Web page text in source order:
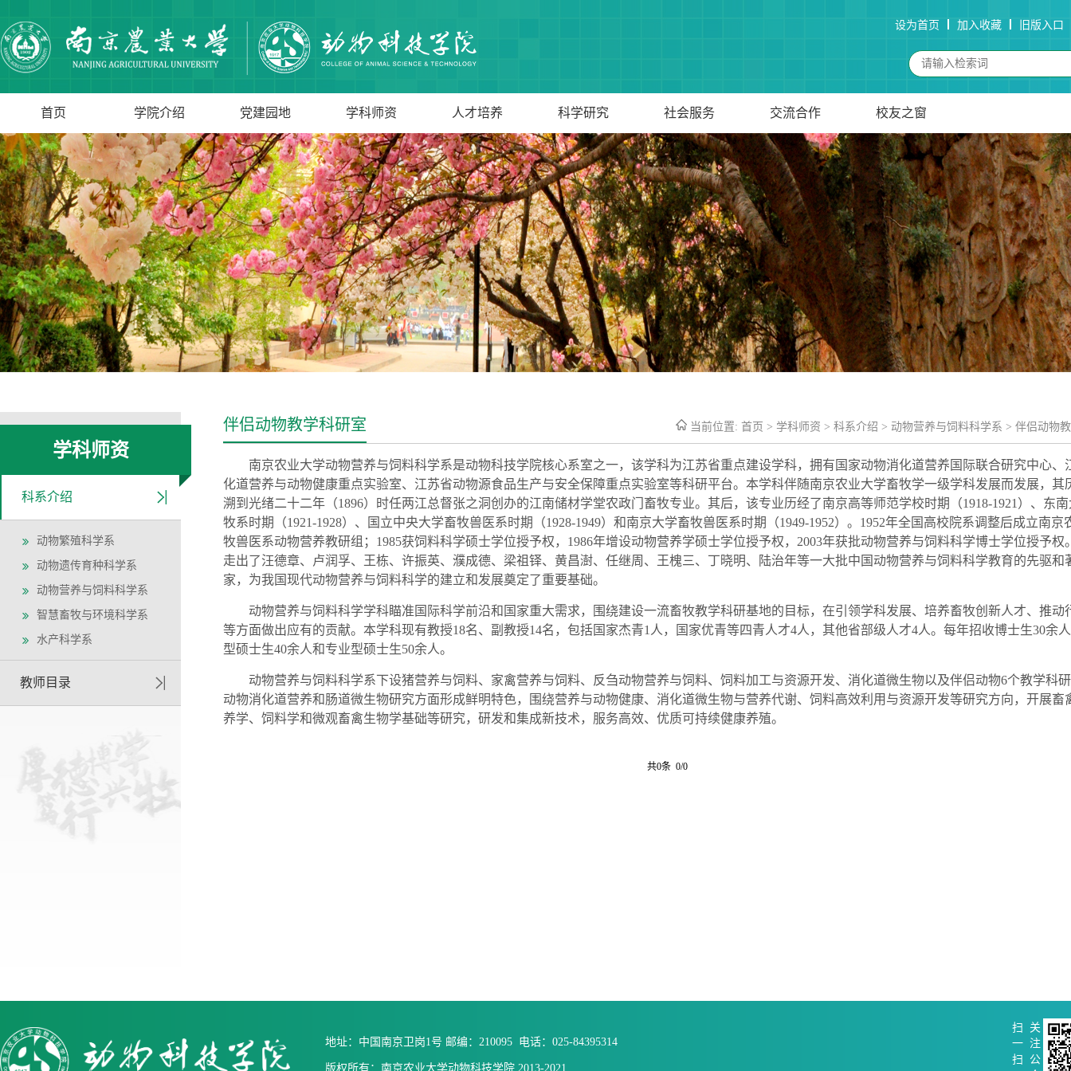
设为首页 加入收藏 旧版入口
首页 学院介绍 党建园地 学科师资 人才培养 科学研究 社会服务 交流合作 校友之窗
学科师资
科系介绍
动物繁殖科学系
动物遗传育种科学系
动物营养与饲料科学系
智慧畜牧与环境科学系
水产科学系
教师目录
当前位置: 首页 > 学科师资 > 科系介绍 > 动物营养与饲料科学系 > 伴侣动物
伴侣动物教学科研室
南京农业大学动物营养与饲料科学系是动物科技学院核心系室之一，该学科为江苏省重点建设学科， 拥有国家动物消化道营养国际联合研究中心、
化道营养与动物健康重点实验室、 江苏省动物源食品生产与安全保障重点实验室等科研平台。本学科伴随南京农业大学畜牧学一级学科发展而发展， 其
溯到光绪二十二年（1896）时任两江总督张之洞创办的江南储材学堂农政门畜牧专业。其后，该专业历经了南京高等师范学校时期（1918-1921）、东
牧系时期（1921-1928）、国立中央大学畜牧兽医系时期（1928-1949）和南京大学畜牧兽医系时期（1949-1952）。 1952年全国高校院系调整后成立南京
牧兽医系动物营养教研组； 1985获饲料科学硕士学位授予权， 1986年增设动物营养学硕士学位授予权， 2003年获批动物营养与饲料科学博士学位授予权
走出了汪德章、卢润孚、王栋、许振英、濮成德、梁祖铎、黄昌澍、任继周、王槐三、丁晓明、陆治年等一大批中国动物营养与饲料科学教育的先驱和
家，为我国现代动物营养与饲料科学的建立和发展奠定了重要基础。
动物营养与饲料科学学科瞄准国际科学前沿和国家重大需求，围绕建设一流畜牧教学科研基地的目标，在引领学科发展、培养畜牧创新人才、推动
等方面做出应有的贡献。本学科现有教授18名、副教授14名，包括国家杰青1 人，国家优青等四青人才4人 ， 其他省部级人才4人。每年招收博士生30余
型硕士生40余人和专业型硕士生50余人。
动物营养与饲料科学系下设猪营养与饲料、家禽营养与饲料、反刍动物营养与饲料、饲料加工与资源开发、消化道微生物以及伴侣动物6个教学科
动物消化道营养和肠道微生物研究方面形成鲜明特色，围绕营养与动物健康、消化道微生物与营养代谢、饲料高效利用与资源开发等研究方向，开展畜
养学、饲料学和微观畜禽生物学基础等研究，研发和集成新技术，服务高效、优质可持续健康养殖。
共0条 0/0
地址：中国南京卫岗1号 邮编：210095 电话：025-84395314
版权所有：南京农业大学动物科技学院 2013-2021
扫
一
扫
关
注
公